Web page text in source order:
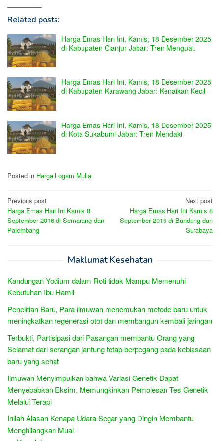
Related posts:
Harga Emas Hari Ini, Kamis, 18 Desember 2025
di Kabupaten Cianjur Jabar: Tren Menguat.
Harga Emas Hari Ini, Kamis, 18 Desember 2025
di Kabupaten Karawang Jabar: Kenaikan Kecil
Harga Emas Hari Ini, Kamis, 18 Desember 2025
di Kota Sukabumi Jabar: Tren Mendaki
Posted in Harga Logam Mulia
Post
navigation
Previous post
Harga Emas Hari Ini Kamis 8
September 2016 di Semarang dan
Palembang
Next post
Harga Emas Hari Ini Kamis 8
September 2016 di Bandung dan
Surabaya
Maklumat Kesehatan
Kandungan Yodium dalam Roti tidak Mampu Memenuhi
Kebutuhan Ibu Hamil
Penelitian Baru, Para ilmuwan menemukan metode baru untuk
meningkatkan regenerasi otot dan membangun kembali jaringan
Terbukti, Partisipasi dari Pasangan membantu Orang yang
Selamat dari serangan jantung tetap berpegang pada kebiasaan
baru yang sehat
Ilmuwan Menyimpulkan bahwa Variasi Genetik Dapat
Menyebabkan Eksim, Memungkinkan Pemolesan Tes Genetik
Melalui Terapi
Inilah Alasan Kenapa Udara Segar yang Dingin Membantu
Menghilangkan Mual